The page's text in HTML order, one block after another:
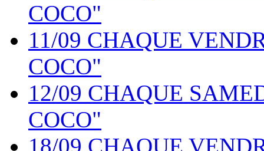
COCO"
11/09 CHAQUE
COCO"
12/09 CHAQUE
COCO"